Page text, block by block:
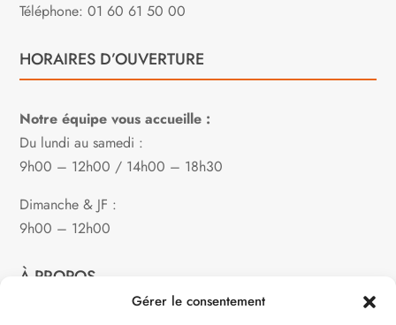
Gérer le consentement
Téléphone: 01 60 61 50 00
HORAIRES D’OUVERTURE
Notre équipe vous accueille :
Du lundi au samedi :
9h00 – 12h00 / 14h00 – 18h30
Dimanche & JF :
9h00 – 12h00
À PROPOS